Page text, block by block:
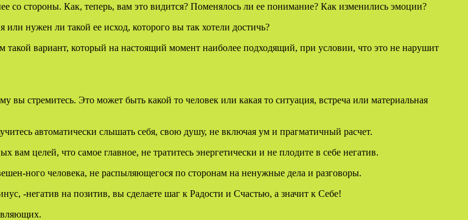
со стороны. Как, теперь, вам это видится? Поменялось ли ее понимание? Как изменились эмоции?
нужен ли такой ее исход, которого вы так хотели достичь?
такой вариант, который на настоящий момент наиболее подходящий, при условии, что это не нарушит
стремитесь. Это может быть какой то человек или какая то ситуация, встреча или материальная
автоматически слышать себя, свою душу, не включая ум и прагматичный расчет.
целей, что самое главное, не тратитесь энергетически и не плодите в себе негатив.
ного человека, не распыляющегося по сторонам на ненужные дела и разговоры.
-негатив на позитив, вы сделаете шаг к Радости и Счастью, а значит к Себе!